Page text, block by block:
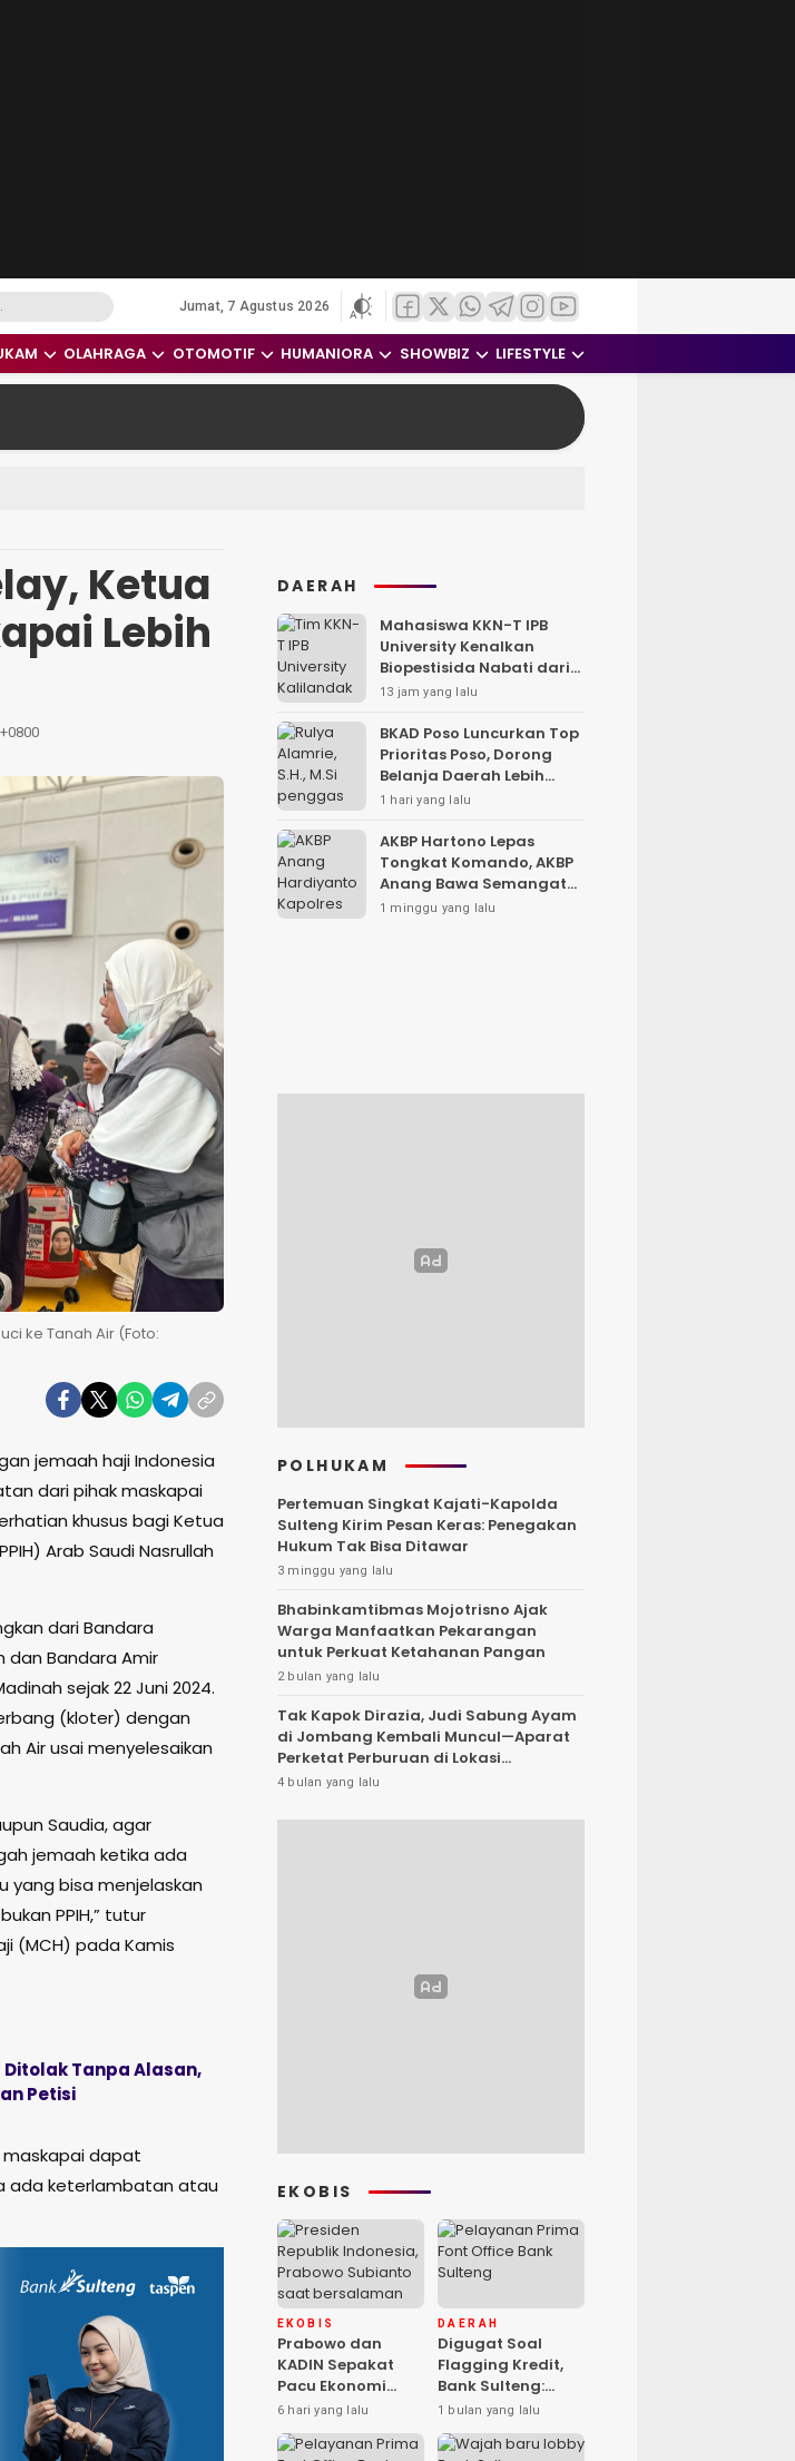
Jumat, 7 Agustus 2026
OLAHRAGA OTOMOTIF HUMANIORA SHOWBIZ LIFESTYLE
Ketua
Lebih
ke Tanah Air (Foto:
jemaah haji Indonesia
dari pihak maskapai
khusus bagi Ketua
Arab Saudi Nasrullah
dari Bandara
dan Bandara Amir
sejak 22 Juni 2024.
(kloter) dengan
Air usai menyelesaikan
Saudia, agar
jemaah ketika ada
yang bisa menjelaskan
PPIH,” tutur
(MCH) pada Kamis
Tanpa Alasan,
Petisi
dapat
ada keterlambatan atau
DAERAH
Mahasiswa KKN-T IPB
University Kenalkan
Biopestisida Nabati dari
Daun Pepaya
13 jam yang lalu
BKAD Poso Luncurkan Top
Prioritas Poso, Dorong
Belanja Daerah Lebih
Efektif dan Tepat
1 hari yang lalu
AKBP Hartono Lepas
Tongkat Komando, AKBP
Anang Bawa Semangat
Baru untuk Polres
1 minggu yang lalu
POLHUKAM
Pertemuan Singkat Kajati-Kapolda
Sulteng Kirim Pesan Keras: Penegakan
Hukum Tak Bisa Ditawar
3 minggu yang lalu
Bhabinkamtibmas Mojotrisno Ajak
Warga Manfaatkan Pekarangan
untuk Perkuat Ketahanan Pangan
2 bulan yang lalu
Tak Kapok Dirazia, Judi Sabung Ayam
di Jombang Kembali Muncul—Aparat
Perketat Perburuan di Lokasi
Tersembunyi
4 bulan yang lalu
EKOBIS
EKOBIS
Prabowo dan
KADIN Sepakat
Pacu Ekonomi
Nasional, Gufran
Ahmad: Sulteng
Siap Ambil Peran
6 hari yang lalu
DAERAH
Digugat Soal
Flagging Kredit,
Bank Sulteng:
Kebijakan Berlaku
untuk Seluruh
Debitur ASN
1 bulan yang lalu